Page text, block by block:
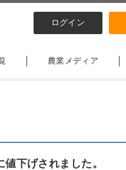
ログイン
農業メディア
値下げされました。